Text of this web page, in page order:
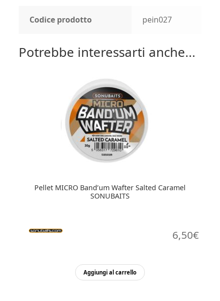
Codice prodotto pein027
Potrebbe interessarti anche...
Pellet MICRO Band’um Wafter Salted Caramel
SONUBAITS
6,50€
Aggiungi al carrello